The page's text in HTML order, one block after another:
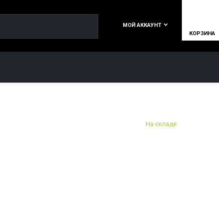
МОЙ АККАУНТ
КОРЗИНА
На складе